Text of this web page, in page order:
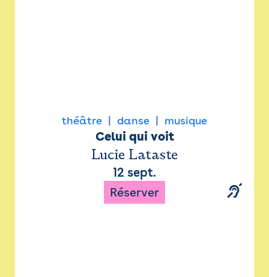
théâtre danse musique
Celui qui voit
Lucie Lataste
12 sept.
Réserver